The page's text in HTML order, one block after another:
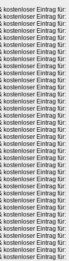
kostenloser Eintrag für:
kostenloser Eintrag für:
kostenloser Eintrag für:
kostenloser Eintrag für:
kostenloser Eintrag für:
kostenloser Eintrag für:
kostenloser Eintrag für:
kostenloser Eintrag für:
kostenloser Eintrag für:
kostenloser Eintrag für:
kostenloser Eintrag für:
kostenloser Eintrag für:
kostenloser Eintrag für:
kostenloser Eintrag für:
kostenloser Eintrag für:
kostenloser Eintrag für:
kostenloser Eintrag für:
kostenloser Eintrag für:
kostenloser Eintrag für:
kostenloser Eintrag für:
kostenloser Eintrag für:
kostenloser Eintrag für:
kostenloser Eintrag für:
kostenloser Eintrag für:
kostenloser Eintrag für:
kostenloser Eintrag für:
kostenloser Eintrag für:
kostenloser Eintrag für:
kostenloser Eintrag für:
kostenloser Eintrag für:
kostenloser Eintrag für:
kostenloser Eintrag für:
kostenloser Eintrag für:
kostenloser Eintrag für:
kostenloser Eintrag für:
kostenloser Eintrag für: